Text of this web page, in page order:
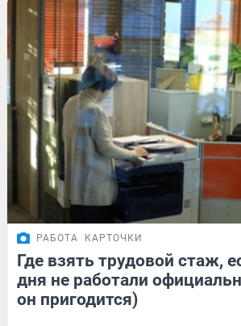
РАБОТА КАРТОЧКИ
Где взять трудовой стаж,
дня не работали
он пригодится)